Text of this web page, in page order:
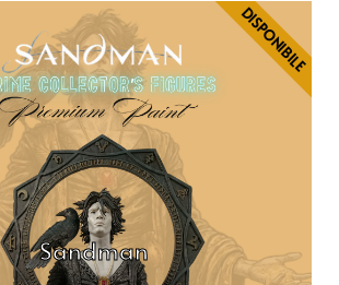
Sandman
DISPONIBILE